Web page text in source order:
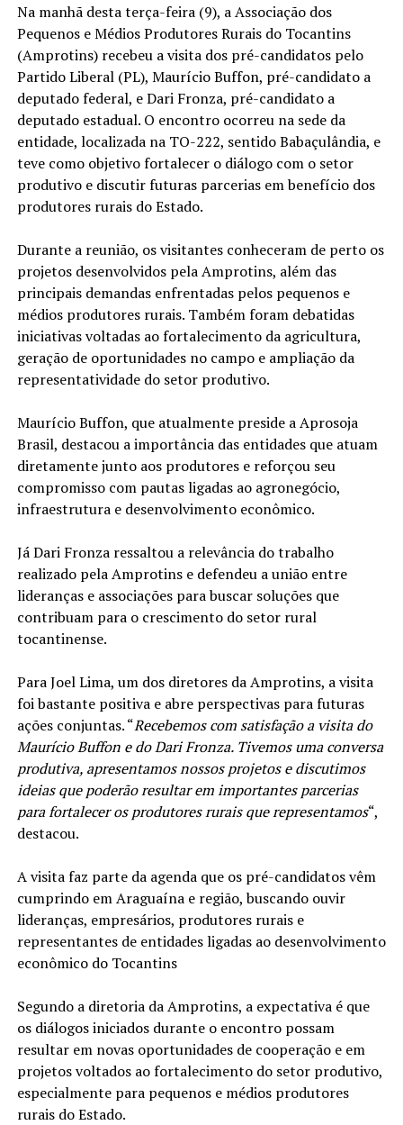
Na manhã desta terça-feira (9), a Associação dos
Pequenos e Médios Produtores Rurais do Tocantins
(Amprotins) recebeu a visita dos pré-candidatos pelo
Partido Liberal (PL), Maurício Buffon, pré-candidato a
deputado federal, e Dari Fronza, pré-candidato a
deputado estadual. O encontro ocorreu na sede da
entidade, localizada na TO-222, sentido Babaçulândia, e
teve como objetivo fortalecer o diálogo com o setor
produtivo e discutir futuras parcerias em benefício dos
produtores rurais do Estado.
Durante a reunião, os visitantes conheceram de perto os
projetos desenvolvidos pela Amprotins, além das
principais demandas enfrentadas pelos pequenos e
médios produtores rurais. Também foram debatidas
iniciativas voltadas ao fortalecimento da agricultura,
geração de oportunidades no campo e ampliação da
representatividade do setor produtivo.
Maurício Buffon, que atualmente preside a Aprosoja
Brasil, destacou a importância das entidades que atuam
diretamente junto aos produtores e reforçou seu
compromisso com pautas ligadas ao agronegócio,
infraestrutura e desenvolvimento econômico.
Já Dari Fronza ressaltou a relevância do trabalho
realizado pela Amprotins e defendeu a união entre
lideranças e associações para buscar soluções que
contribuam para o crescimento do setor rural
tocantinense.
Para Joel Lima, um dos diretores da Amprotins, a visita
foi bastante positiva e abre perspectivas para futuras
ações conjuntas. “Recebemos com satisfação a visita do
Maurício Buffon e do Dari Fronza. Tivemos uma conversa
produtiva, apresentamos nossos projetos e discutimos
ideias que poderão resultar em importantes parcerias
para fortalecer os produtores rurais que representamos“,
destacou.
A visita faz parte da agenda que os pré-candidatos vêm
cumprindo em Araguaína e região, buscando ouvir
lideranças, empresários, produtores rurais e
representantes de entidades ligadas ao desenvolvimento
econômico do Tocantins
Segundo a diretoria da Amprotins, a expectativa é que
os diálogos iniciados durante o encontro possam
resultar em novas oportunidades de cooperação e em
projetos voltados ao fortalecimento do setor produtivo,
especialmente para pequenos e médios produtores
rurais do Estado.